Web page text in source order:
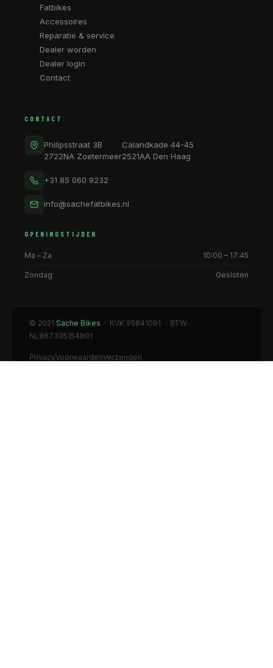
Fatbikes
Accessoires
Reparatie & service
Dealer worden
Dealer login
Contact
CONTACT
Philipsstraat 3B
2722NA Zoetermeer
Calandkade 44-45
2521AA Den Haag
+31 85 060 9232
info@sachefatbikes.nl
OPENINGSTIJDEN
Ma – Za 10:00 – 17:45
Zondag Gesloten
© 2021 Sache Bikes · KVK 95841091 · BTW
NL867335154B01
PrivacyVoorwaardenVerzenden